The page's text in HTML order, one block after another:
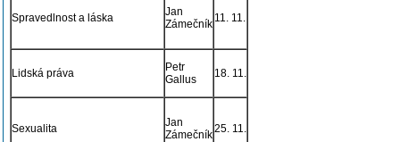
Spravedlnost a láska
Jan
Zámečník 11. 11.
Lidská práva
Petr
Gallus
18. 11.
Sexualita
Jan
Zámečník25. 11.